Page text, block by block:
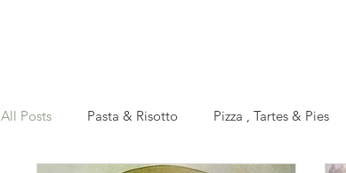
All Posts Pasta & Risotto Pizza , Tartes & Pies